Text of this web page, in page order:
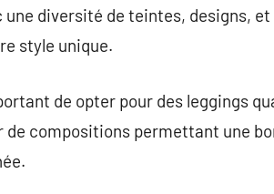
une diversité de teintes, designs,
style unique.
de opter pour des leggings
compositions permettant une